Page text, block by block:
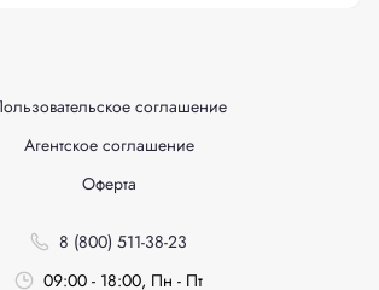
соглашение
Агентское соглашение
Оферта
8 (800) 511-38-23
09:00 - 18:00, Пн - Пт